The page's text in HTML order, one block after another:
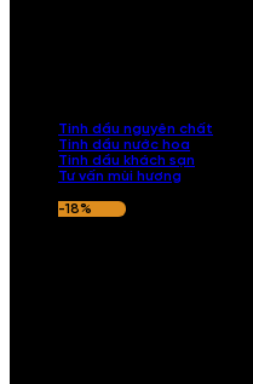
Tinh dầu nguyên chất
Tinh dầu nước hoa
Tinh dầu khách sạn
Tư vấn mùi hương
-18%